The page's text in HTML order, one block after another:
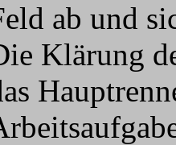
ab und
Klärung